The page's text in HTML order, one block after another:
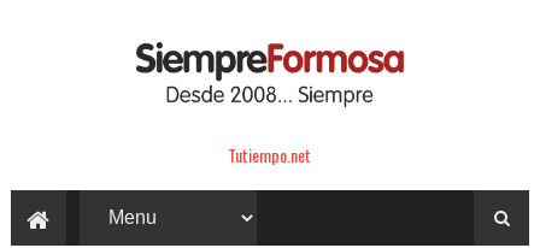
Tutiempo.net